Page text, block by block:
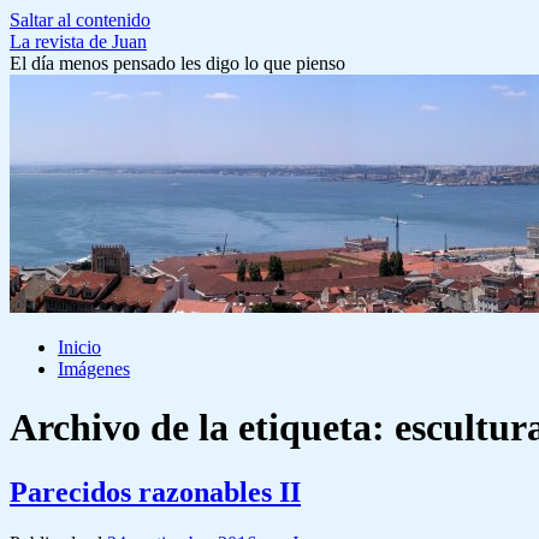
Saltar al contenido
La revista de Juan
El día menos pensado les digo lo que pienso
Inicio
Imágenes
Archivo de la etiqueta:
Parecidos razonables II